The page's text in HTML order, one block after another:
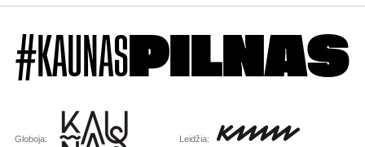
#KAUNAS PILNAS
Globoja: Leidžia: